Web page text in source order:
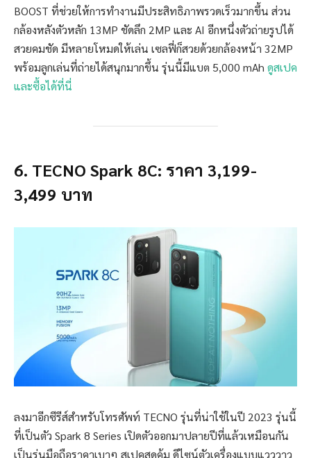
BOOST ที่ช่วยให้การทำงานมีประสิทธิภาพรวดเร็วมากขึ้น ส่วน
กล้องหลังตัวหลัก 13MP ชัดลึก 2MP และ AI อีกหนึ่งตัวถ่ายรูปได้
สวยคมชัด มีหลายโหมดให้เล่น เซลฟี่ก็สวยด้วยกล้องหน้า 32MP
พร้อมลูกเล่นที่ถ่ายได้สนุกมากขึ้น รุ่นนี้มีแบต 5,000 mAh ดูสเปค
และซื้อได้ที่นี่
6. TECNO Spark 8C: ราคา 3,199-
3,499 บาท
ลงมาอีกซีรีส์สำหรับโทรศัพท์ TECNO รุ่นที่น่าใช้ในปี 2023 รุ่นนี้
ที่เป็นตัว Spark 8 Series เปิดตัวออกมาปลายปีที่แล้วเหมือนกัน
เป็นรุ่นมือถือราคาเบาๆ สเปคสุดคุ้ม ดีไซน์ตัวเครื่องแบบแวววาว